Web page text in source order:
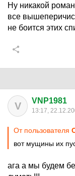
Ну никакой
все
не боится этих
V VNP1981
13:17,
От пользователя
вот мущины их
ага а мы будем